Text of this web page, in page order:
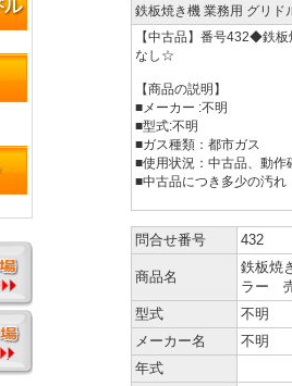
鉄板焼き機 業務用 グリ
【中古品】番号432◆鉄
なし☆
【商品の説明】
■メーカー :不明
■型式:不明
■ガス種類：都市ガス
■使用状況：中古品、動作
■中古品につき多少の汚
問合せ番号 432
商品名
鉄板焼
ラー
型式
不明
メーカー名
不明
年式